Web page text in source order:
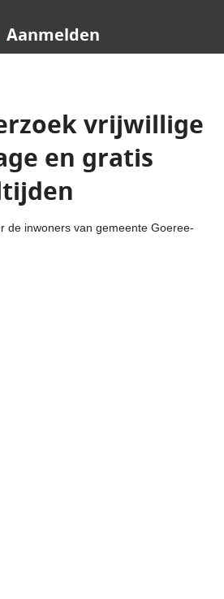
Aanmelden
vrijwillige
en gratis
de inwoners van gemeente Goeree-